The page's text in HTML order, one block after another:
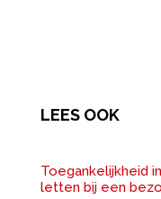
LEES OOK
Toegankelijkheid
letten bij een